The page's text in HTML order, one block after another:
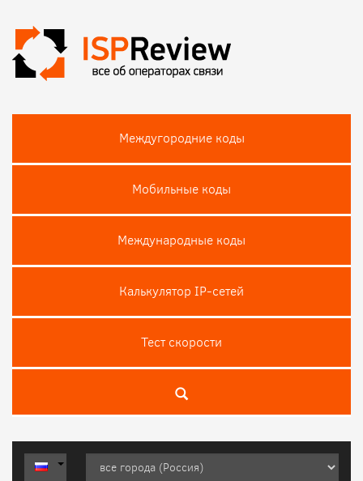
Междугородние коды
Мобильные коды
Международные коды
Калькулятор IP-сетей
Тест скороcти